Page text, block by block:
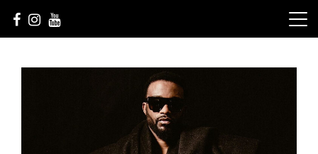
content
sunuculture